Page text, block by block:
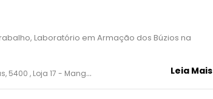
Laboratório em Armação dos Búzios na
- Armação dos Búzios Leia Mais